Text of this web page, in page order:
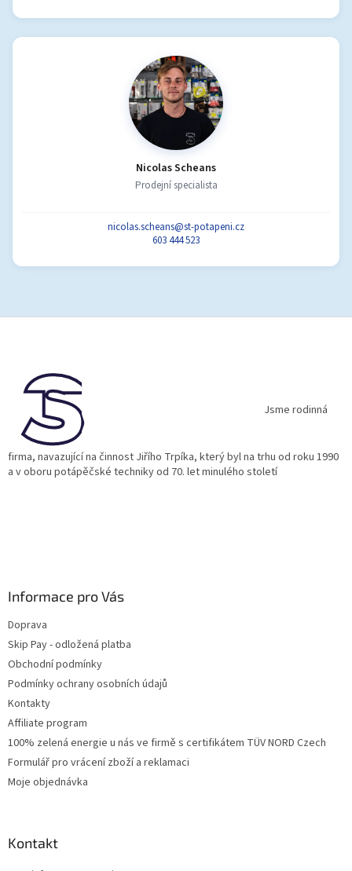
Nicolas Scheans
Prodejní specialista
nicolas.scheans@st-potapeni.cz
603 444 523
Jsme rodinná
firma, navazující na činnost Jiřího Trpíka, který byl na trhu od roku 1990
a v oboru potápěčské techniky od 70. let minulého století
Informace pro Vás
Doprava
Skip Pay - odložená platba
Obchodní podmínky
Podmínky ochrany osobních údajů
Kontakty
Affiliate program
100% zelená energie u nás ve firmě s certifikátem TÜV NORD Czech
Formulář pro vrácení zboží a reklamaci
Moje objednávka
Kontakt